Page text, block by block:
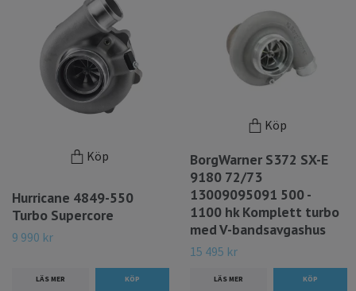
Köp
Hurricane 4849-550
Turbo Supercore
9 990 kr
LÄS MER
Köp
BorgWarner S372 SX-E
9180 72/73
13009095091 500 -
1100 hk Komplett turbo
med V-bandsavgashus
15 495 kr
LÄS MER